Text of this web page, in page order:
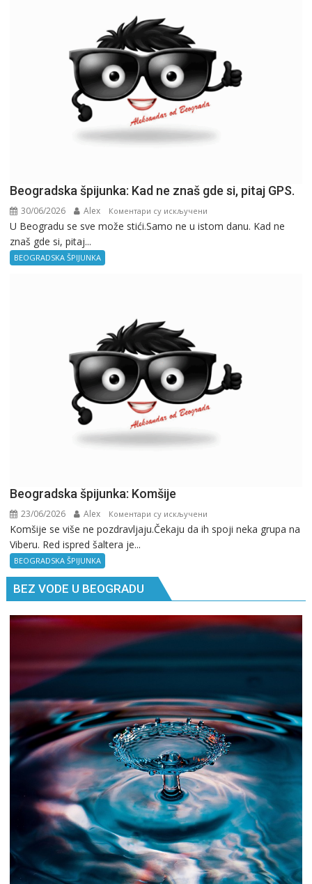
Beogradska špijunka: Kad ne znaš gde si, pitaj GPS.
30/06/2026 Alex Коментари су искључени
Beogradska
U Beogradu se sve može stići.Samo ne u istom danu. Kad ne
znaš gde si, pitaj...
BEOGRADSKA ŠPIJUNKA
Beogradska špijunka: Komšije
23/06/2026 Alex Коментари су искључени
Beogradska
Komšije se više ne pozdravljaju.Čekaju da ih spoji neka grupa na
Viberu. Red ispred šaltera je...
BEOGRADSKA ŠPIJUNKA
BEZ VODE U BEOGRADU